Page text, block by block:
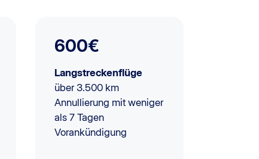
600€
Langstreckenflüge
über 3.500 km
Annullierung mit weniger
als 7 Tagen
Vorankündigung